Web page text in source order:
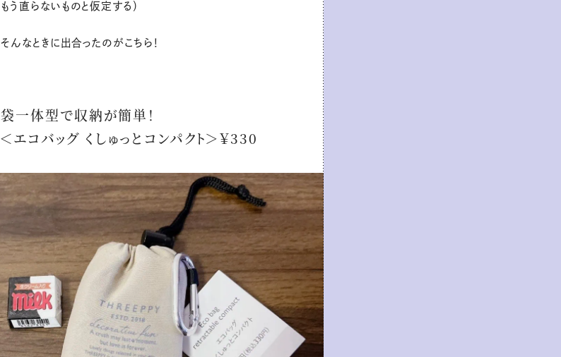
もう直らないものと仮定する）
そんなときに出合ったのがこちら！
袋一体型で収納が簡単！
＜エコバッグ くしゅっとコンパクト＞￥330